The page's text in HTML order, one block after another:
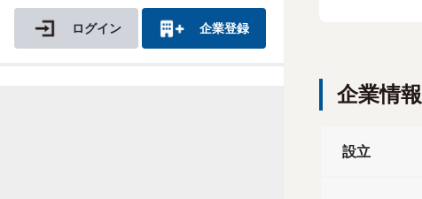
ログイン 企業登録
企業情報
設立